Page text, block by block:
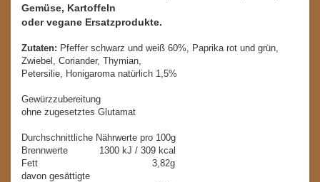
Gemüse, Kartoffeln
oder vegane Ersatzprodukte.
Zutaten: Pfeffer schwarz und weiß 60%, Paprika rot und grün,
Zwiebel, Coriander, Thymian,
Petersilie, Honigaroma natürlich 1,5%
Gewürzzubereitung
ohne zugesetztes Glutamat
Durchschnittliche Nährwerte pro 100g
Brennwerte 1300 kJ / 309 kcal
Fett 3,82g
davon gesättigte